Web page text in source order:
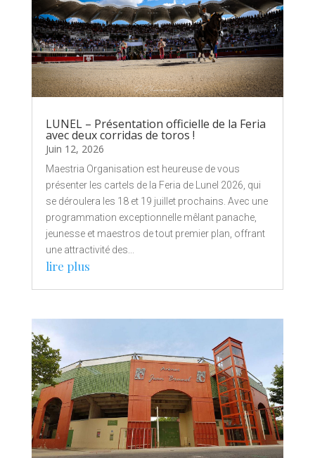
LUNEL – Présentation officielle de la Feria
avec deux corridas de toros !
Juin 12, 2026
Maestria Organisation est heureuse de vous
présenter les cartels de la Feria de Lunel 2026, qui
se déroulera les 18 et 19 juillet prochains. Avec une
programmation exceptionnelle mêlant panache,
jeunesse et maestros de tout premier plan, offrant
une attractivité des...
lire plus